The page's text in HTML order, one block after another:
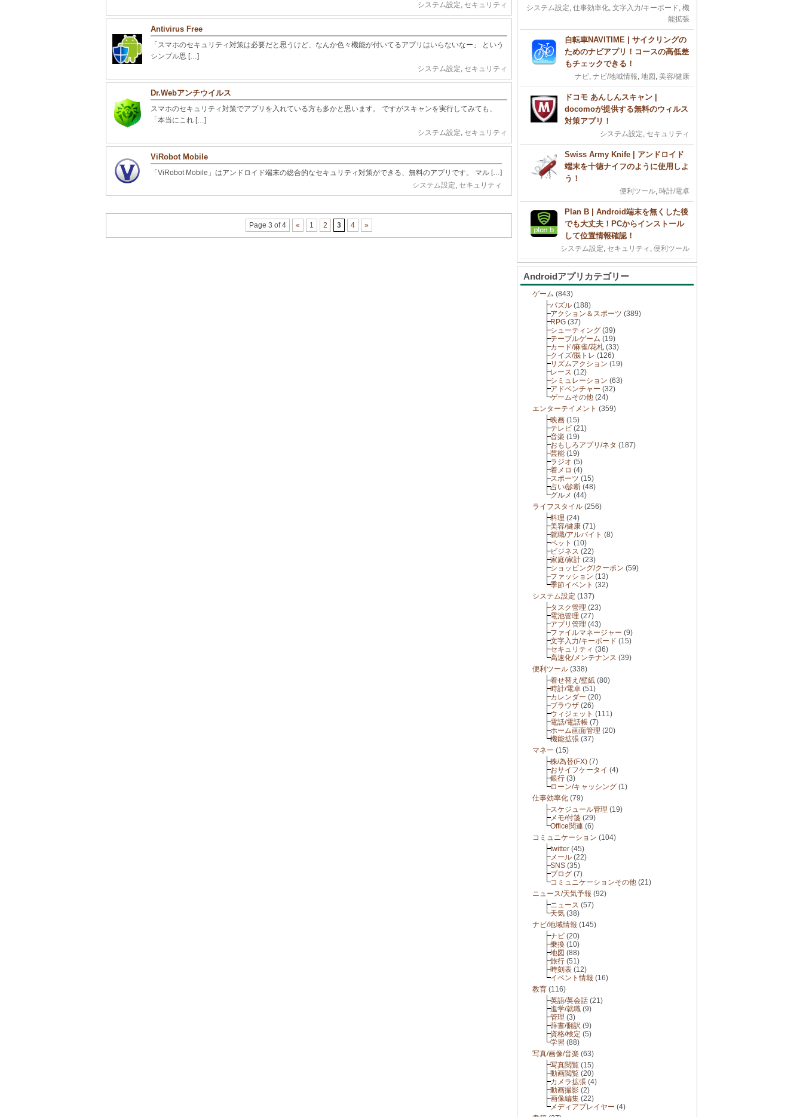
システム設定, セキュリティ
Antivirus Free
「スマホのセキュリティ対策は必要だと思うけど、なんか色々機能が付いてるアプリはいらないなー」 という
シンプル思 […]
システム設定, セキュリティ
Dr.Webアンチウイルス
スマホのセキュリティ対策でアプリを入れている方も多かと思います。 ですがスキャンを実行してみても、
「本当にこれ […]
システム設定, セキュリティ
ViRobot Mobile
「ViRobot Mobile」はアンドロイド端末の総合的なセキュリティ対策ができる、無料のアプリです。 マル […]
システム設定, セキュリティ
Page 3 of 4 « 1 2 3 4 »
システム設定, 仕事効率化, 文字入力/キーボード, 機
能拡張
自転車NAVITIME | サイクリングの
ためのナビアプリ！コースの高低差
もチェックできる！
ナビ, ナビ/地域情報, 地図 , 美容/健康
ドコモ あんしんスキャン |
docomoが提供する無料のウィルス
対策アプリ！
システム設定, セキュリティ
Swiss Army Knife | アンドロイド
端末を十徳ナイフのように使用しよ
う！
便利ツール, 時計/電卓
Plan B | Android端末を無くした後
でも大丈夫！PCからインストール
して位置情報確認！
システム設定, セキュリティ , 便利ツール
Androidアプリカテゴリー
ゲーム (843)
パズル (188)
アクション＆スポーツ (389)
RPG (37)
シューティング (39)
テーブルゲーム (19)
カード/麻雀/花札 (33)
クイズ/脳トレ (126)
リズムアクション (19)
レース (12)
シミュレーション (63)
アドベンチャー (32)
ゲームその他 (24)
エンターテイメント (359)
映画 (15)
テレビ (21)
音楽 (19)
おもしろアプリ/ネタ (187)
芸能 (19)
ラジオ (5)
着メロ (4)
スポーツ (15)
占い/診断 (48)
グルメ (44)
ライフスタイル (256)
料理 (24)
美容/健康 (71)
就職/アルバイト (8)
ペット (10)
ビジネス (22)
家庭/家計 (23)
ショッピング/クーポン (59)
ファッション (13)
季節イベント (32)
システム設定 (137)
タスク管理 (23)
電池管理 (27)
アプリ管理 (43)
ファイルマネージャー (9)
文字入力/キーボード (15)
セキュリティ (36)
高速化/メンテナンス (39)
便利ツール (338)
着せ替え/壁紙 (80)
時計/電卓 (51)
カレンダー (20)
ブラウザ (26)
ウィジェット (111)
電話/電話帳 (7)
ホーム画面管理 (20)
機能拡張 (37)
マネー (15)
株/為替(FX) (7)
おサイフケータイ (4)
銀行 (3)
ローン/キャッシング (1)
仕事効率化 (79)
スケジュール管理 (19)
メモ/付箋 (29)
Office関連 (6)
コミュニケーション (104)
twitter (45)
メール (22)
SNS (35)
ブログ (7)
コミュニケーションその他 (21)
ニュース/天気予報 (92)
ニュース (57)
天気 (38)
ナビ/地域情報 (145)
ナビ (20)
乗換 (10)
地図 (88)
旅行 (51)
時刻表 (12)
イベント情報 (16)
教育 (116)
英語/英会話 (21)
進学/就職 (9)
管理 (3)
辞書/翻訳 (9)
資格/検定 (5)
学習 (88)
写真/画像/音楽 (63)
写真閲覧 (15)
動画閲覧 (20)
カメラ拡張 (4)
動画撮影 (2)
画像編集 (22)
メディアプレイヤー (4)